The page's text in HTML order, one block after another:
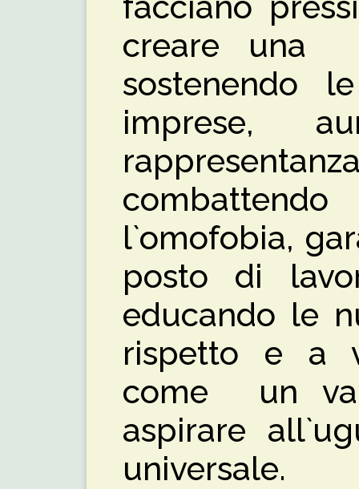
creare una
sostenendo
imprese,
l`omofobia,
posto di
educando le
rispetto e a
come un
aspirare
universale.